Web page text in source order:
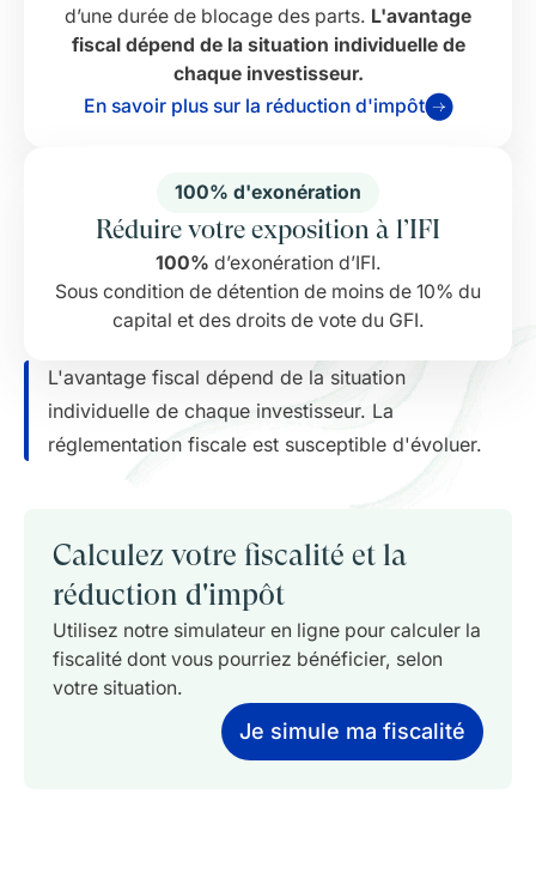
d’une durée de blocage des parts. L'avantage
fiscal dépend de la situation individuelle de
chaque investisseur.
En savoir plus sur la réduction d'impôt
100% d'exonération
Réduire votre exposition à l’IFI
100% d’exonération d’IFI.
Sous condition de détention de moins de 10% du
capital et des droits de vote du GFI.
L'avantage fiscal dépend de la situation
individuelle de chaque investisseur. La
réglementation fiscale est susceptible d'évoluer.
Calculez votre fiscalité et la
réduction d'impôt
Utilisez notre simulateur en ligne pour calculer la
fiscalité dont vous pourriez bénéficier, selon
votre situation.
Je simule ma fiscalité